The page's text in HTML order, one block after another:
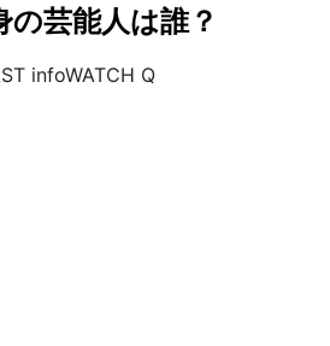
の芸能人は誰？
infoWATCH Q